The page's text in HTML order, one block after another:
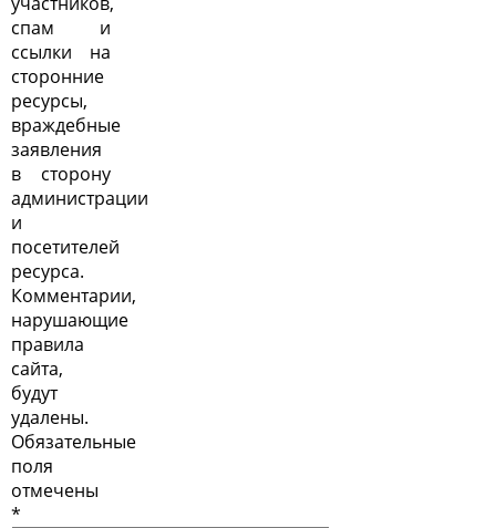
спам и
ссылки на
сторонние
ресурсы,
враждебные
заявления
в сторону
администрации
и
посетителей
ресурса.
Комментарии,
нарушающие
правила
сайта,
будут
удалены.
Обязательные
поля
отмечены
*